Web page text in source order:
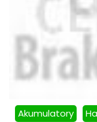
Akumulatory